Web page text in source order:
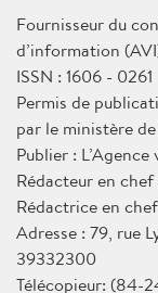
Fournisseur du
d’information
ISSN : 1606 - 0261
Permis de
par le ministère
Publier :
Rédacteur en
Rédactrice en
Adresse : 79, rue
39332300
Télécopieur: (84-